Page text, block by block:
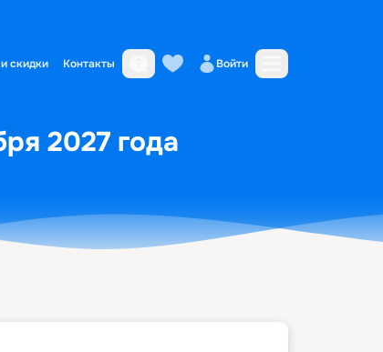
скидки Контакты Войти
2027 года